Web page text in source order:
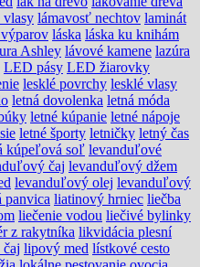
vlasy lámavosť nechtov laminát
láska láska ku knihám
Ashley lávové kamene lazúra
LED pásy LED žiarovky
lesklé povrchy lesklé vlasy
letná dovolenka letná móda
letné kúpanie letné nápoje
letné športy letničky letný čas
kúpeľová soľ levanduľové
čaj levanduľový džem
levanduľový olej levanduľový
panvica liatinový hrniec liečba
liečenie vodou liečivé bylinky
z rakytníka likvidácia plesní
lipový med lístkové cesto